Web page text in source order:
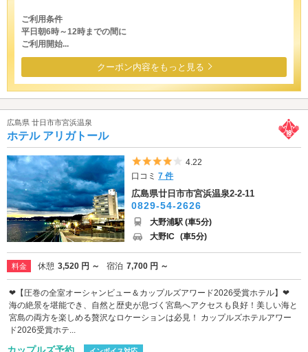
ご利用条件
平日朝6時～12時までの間に
ご利用開始...
クーポン内容をもっと見る
広島県 廿日市市宮浜温泉
ホテル アリガトール
5つ星のうち4
4.22
口コミ7 件
広島県廿日市市宮浜温泉2-2-11
0829-54-2626
大野浦駅 (車5分)
大野IC (車5分)
料金 休憩 3,520 円 ～ 宿泊 7,700 円 ～
❤︎【圧巻の全室オーシャンビュー＆カップルズアワード2026受賞ホテル】❤︎
海の絶景を堪能でき、自然と歴史が息づく宮島へアクセスも良好！美しい海と
宮島の両方を楽しめる贅沢なロケーションは必見！ カップルズホテルアワー
ド2026受賞ホテ...